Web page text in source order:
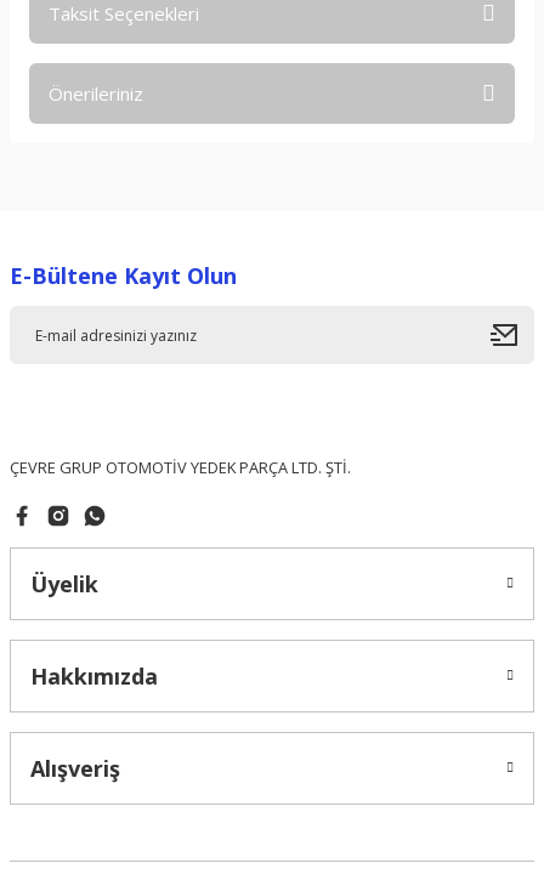
Taksit Seçenekleri
Önerileriniz
Ürün resmi kalitesiz, bozuk veya görüntülenemiyor.
E-Bültene Kayıt Olun
ÇEVRE GRUP OTOMOTİV YEDEK PARÇA LTD. ŞTİ.
Üyelik
Hakkımızda
Alışveriş